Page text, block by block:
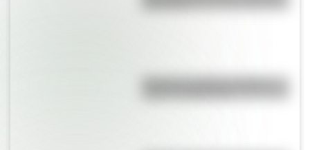
Bandera de Bolivia: historia,